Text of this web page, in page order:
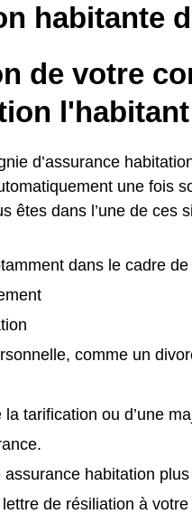
habitante
de votre
d’assurance
une fois
êtes dans l’une de ces
dans le cadre
comme un
tarification ou d’une
habitation
de résiliation à votre